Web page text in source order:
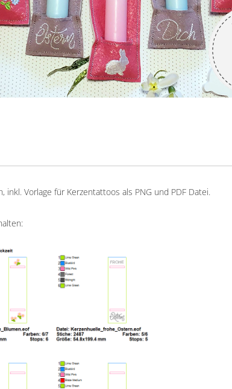
Vorlage für Kerzentattoos als PNG und PDF Datei.